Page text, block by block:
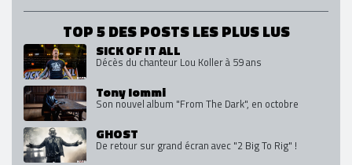
TOP 5 DES POSTS LES PLUS LUS
SICK OF IT ALL
Décès du chanteur Lou Koller à 59 ans
Tony Iommi
Son nouvel album "From The Dark", en octobre
GHOST
De retour sur grand écran avec "2 Big To Rig" !